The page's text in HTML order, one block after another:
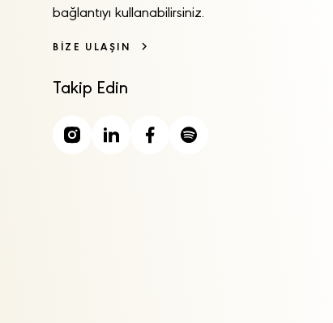
bağlantıyı kullanabilirsiniz.
BİZE ULAŞIN
Takip Edin